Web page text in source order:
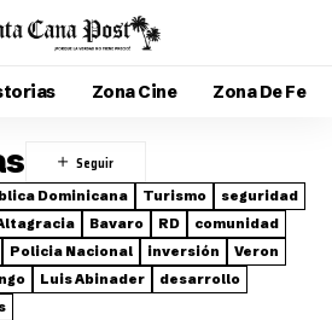
Zona Cine Zona De Fe
Dominicana Turismo
seguridad
Bavaro RD
comunidad
Policia Nacional inversión
Veron
Luis Abinader
desarrollo